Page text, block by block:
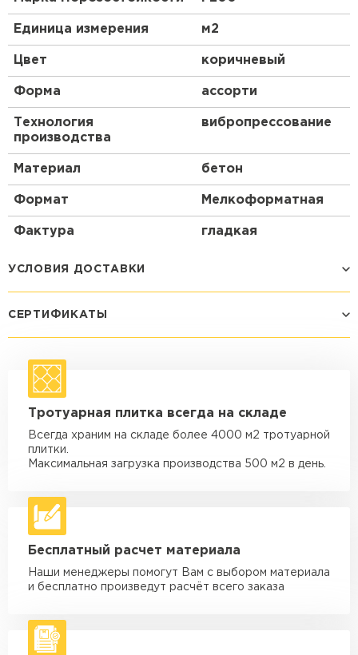
Единица измерения м2
Цвет коричневый
Форма ассорти
Технология
производства
вибропрессование
Материал бетон
Формат Мелкоформатная
Фактура гладкая
УСЛОВИЯ ДОСТАВКИ
макс. длина груза 4 м
Машина - 1,5 тн до 20 м3
макс. длина груза 4 м
Машина - 3,5 тн до 30 м3
макс. длина груза 6 м
макс. длина груза 6 м
Машина - 10 тн до 50 м3
макс. длина груза 8 м
Машина - 20 тн до 80 м3
от 5 500 ₽
Манипулятор до 5 тн
макс. длина груза 5 м
СЕРТИФИКАТЫ
Тротуарная плитка всегда на складе
Всегда храним на складе более 4000 м2 тротуарной
плитки.
Максимальная загрузка производства 500 м2 в день.
Бесплатный расчет материала
Наши менеджеры помогут Вам с выбором материала
и бесплатно произведут расчёт всего заказа